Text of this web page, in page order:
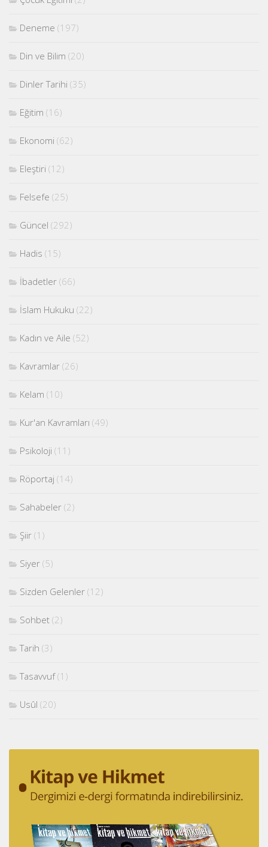
Deneme (197)
Din ve Bilim (20)
Dinler Tarihi (35)
Eğitim (16)
Ekonomi (62)
Eleştiri (12)
Felsefe (25)
Güncel (292)
Hadis (15)
İbadetler (66)
İslam Hukuku (22)
Kadın ve Aile (52)
Kavramlar (26)
Kelam (10)
Kur'an Kavramları (49)
Psikoloji (11)
Röportaj (14)
Sahabeler (2)
Şiir (1)
Siyer (5)
Sizden Gelenler (12)
Sohbet (2)
Tarih (3)
Tasavvuf(1)
Usûl (20)